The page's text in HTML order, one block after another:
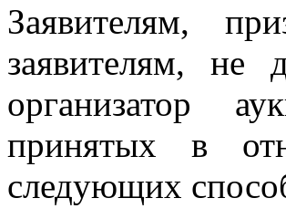
Заявителям,
заявителям,
организатор
принятых в
следующих